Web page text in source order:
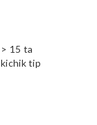
> 15 ta
kichik tip